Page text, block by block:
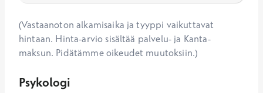
(Vastaanoton alkamisaika ja tyyppi vaikuttavat
hintaan. Hinta-arvio sisältää palvelu- ja Kanta-
maksun. Pidätämme oikeudet muutoksiin.)
Psykologi